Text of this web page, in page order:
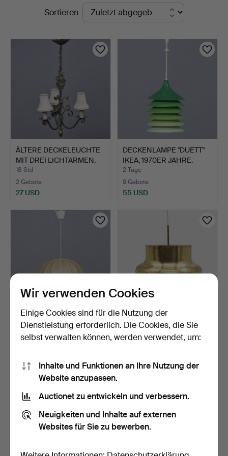
LaufendeSortieren
ÄLTERE DECKELEUCHTE
MIT DREI LICHTARMEN,
G…
18 Std
2 Gebote
27 USD
DECKENLAMPE "DUETT"
IKEA, 1970ER JAHRE.
2 Tage
9 Gebote
55 USD
VANJA SORBON
MALMSTEN.
HÄNGELEUCHTE
3 Tage
212 USD
ANDERS PEHRSON.
DECKENLEUCHTE AUS
MESSING …
2 Tage
27 USD
Wir verwenden Cookies
Einige Cookies sind für die Nutzung der
Dienstleistung erforderlich. Die Cookies, die Sie
selbst verwalten können, werden verwendet, um:
Inhalte und Funktionen an Ihre Nutzung der
Website anzupassen.
Auctionet zu entwickeln und verbessern.
Neuigkeiten und Inhalte auf externen
Websites für Sie zu bewerben.